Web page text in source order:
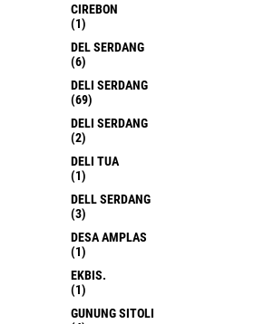
CIREBON
(1)
DEL SERDANG
(6)
DELI SERDANG
(69)
DELI SERDANG
(2)
DELI TUA
(1)
DELL SERDANG
(3)
DESA AMPLAS
(1)
EKBIS.
(1)
GUNUNG SITOLI